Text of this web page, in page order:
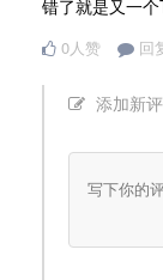
错了就是又一个
0人赞 回
添加新